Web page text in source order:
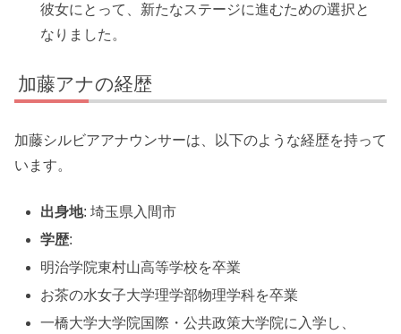
彼女にとって、新たなステージに進むための選択と
なりました。
加藤アナの経歴
加藤シルビアアナウンサーは、以下のような経歴を持って
います。
出身地: 埼玉県入間市
学歴:
明治学院東村山高等学校を卒業
お茶の水女子大学理学部物理学科を卒業
一橋大学大学院国際・公共政策大学院に入学し、